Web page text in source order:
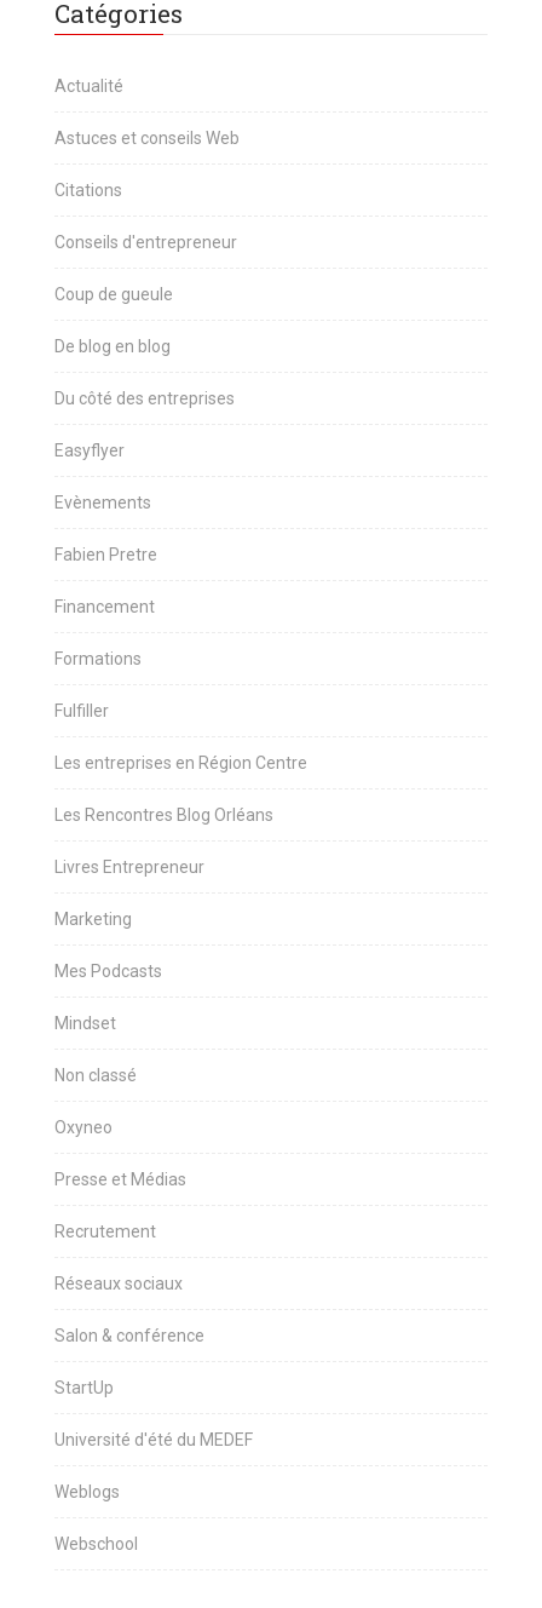
Catégories
Actualité
Astuces et conseils Web
Citations
Conseils d'entrepreneur
Coup de gueule
De blog en blog
Du côté des entreprises
Easyflyer
Evènements
Fabien Pretre
Financement
Formations
Fulfiller
Les entreprises en Région Centre
Les Rencontres Blog Orléans
Livres Entrepreneur
Marketing
Mes Podcasts
Mindset
Non classé
Oxyneo
Presse et Médias
Recrutement
Réseaux sociaux
Salon & conférence
StartUp
Université d'été du MEDEF
Weblogs
Webschool